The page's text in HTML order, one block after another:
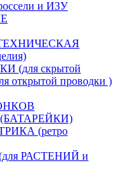
и ИЗУ
(для скрытой
открытой проводки )
(ретро
РАСТЕНИЙ и